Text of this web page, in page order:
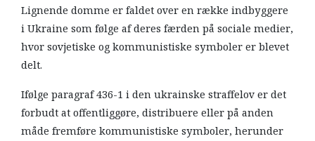
Lignende domme er faldet over en række indbyggere
i Ukraine som følge af deres færden på sociale medier,
hvor sovjetiske og kommunistiske symboler er blevet
delt.
Ifølge paragraf 436-1 i den ukrainske straffelov er det
forbudt at offentliggøre, distribuere eller på anden
måde fremføre kommunistiske symboler, herunder